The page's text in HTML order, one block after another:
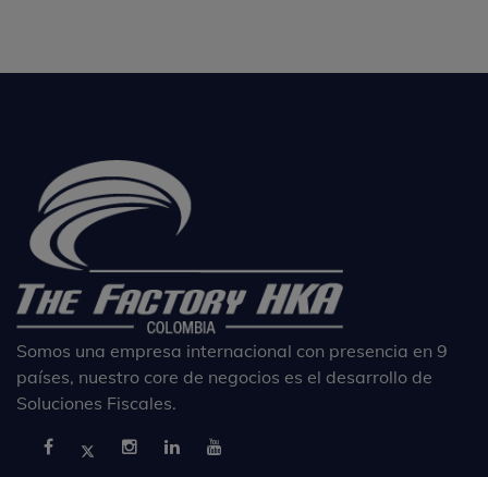
Somos una empresa internacional con presencia en 9
países, nuestro core de negocios es el desarrollo de
Soluciones Fiscales.